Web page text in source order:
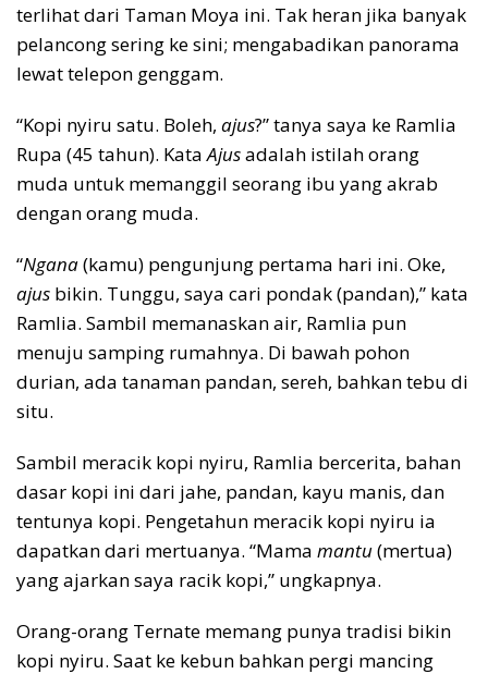
terlihat dari Taman Moya ini. Tak heran jika banyak
pelancong sering ke sini; mengabadikan panorama
lewat telepon genggam.
“Kopi nyiru satu. Boleh, ajus?” tanya saya ke Ramlia
Rupa (45 tahun). KataAjusadalah istilah orang
muda untuk memanggil seorang ibu yang akrab
dengan orang muda.
“Ngana(kamu) pengunjung pertama hari ini. Oke,
ajus bikin. Tunggu, saya cari pondak (pandan),” kata
Ramlia. Sambil memanaskan air, Ramlia pun
menuju samping rumahnya. Di bawah pohon
durian, ada tanaman pandan, sereh, bahkan tebu di
situ.
Sambil meracik kopi nyiru, Ramlia bercerita, bahan
dasar kopi ini dari jahe, pandan, kayu manis, dan
tentunya kopi. Pengetahun meracik kopi nyiru ia
dapatkan dari mertuanya. “Mama mantu(mertua)
yang ajarkan saya racik kopi,” ungkapnya.
Orang-orang Ternate memang punya tradisi bikin
kopi nyiru. Saat ke kebun bahkan pergi mancing